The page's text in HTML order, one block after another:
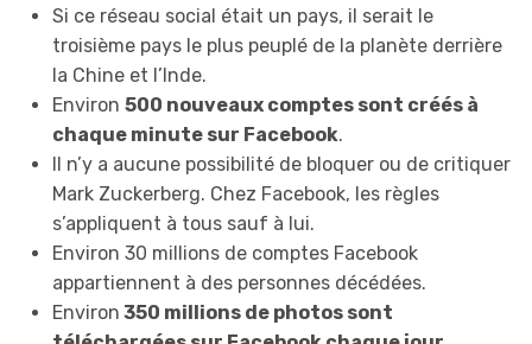
Si ce réseau social était un pays, il serait le
troisième pays le plus peuplé de la planète derrière
la Chine et l’Inde.
Environ 500 nouveaux comptes sont créés à
chaque minute sur Facebook.
Il n’y a aucune possibilité de bloquer ou de critiquer
Mark Zuckerberg. Chez Facebook, les règles
s’appliquent à tous sauf à lui.
Environ 30 millions de comptes Facebook
appartiennent à des personnes décédées.
Environ 350 millions de photos sont